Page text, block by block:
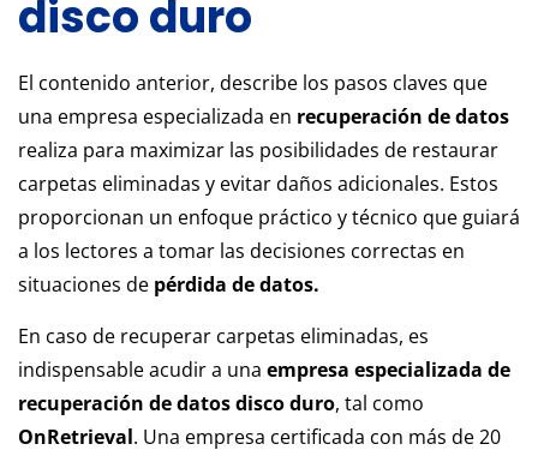
disco duro
El contenido anterior, describe los pasos claves que
una empresa especializada en recuperación de datos
realiza para maximizar las posibilidades de restaurar
carpetas eliminadas y evitar daños adicionales. Estos
proporcionan un enfoque práctico y técnico que guiará
a los lectores a tomar las decisiones correctas en
situaciones de pérdida de datos.
En caso de recuperar carpetas eliminadas, es
indispensable acudir a una empresa especializada de
recuperación de datos disco duro, tal como
OnRetrieval. Una empresa certificada con más de 20